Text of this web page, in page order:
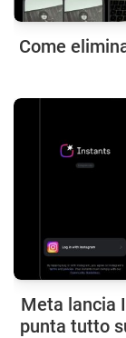
Come
Meta lancia
punta tutto